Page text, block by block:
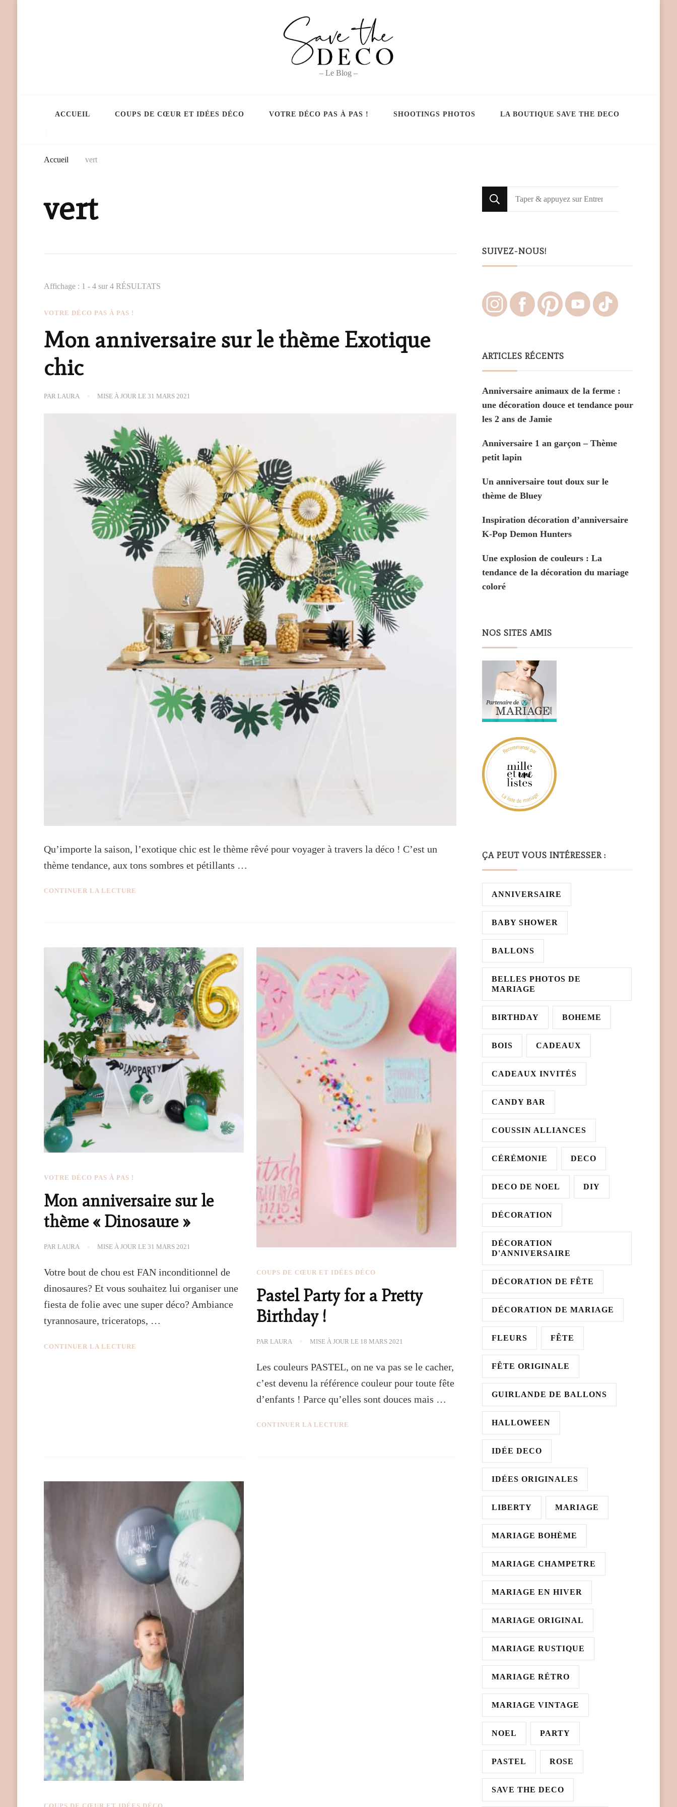
– Le Blog –
ACCUEIL COUPS DE CŒUR ET IDÉES DÉCO VOTRE DÉCO PAS À PAS ! SHOOTINGS PHOTOS LA BOUTIQUE SAVE THE DECO
Accueil vert
vert
Affichage : 1 - 4 sur 4 RÉSULTATS
VOTRE DÉCO PAS À PAS !
Mon anniversaire sur le thème Exotique
chic
PARLAURA MISE À JOUR LE31 MARS 2021
Qu’importe la saison, l’exotique chic est le thème rêvé pour voyager à travers la déco ! C’est un
thème tendance, aux tons sombres et pétillants …
CONTINUER LA LECTURE
VOTRE DÉCO PAS À PAS !
Mon anniversaire sur le
thème « Dinosaure »
PARLAURA MISE À JOUR LE31 MARS 2021
Votre bout de chou est FAN inconditionnel de
dinosaures? Et vous souhaitez lui organiser une
fiesta de folie avec une super déco? Ambiance
tyrannosaure, triceratops, …
CONTINUER LA LECTURE
COUPS DE CŒUR ET IDÉES DÉCO
Pastel Party for a Pretty
Birthday !
PARLAURA MISE À JOUR LE 18 MARS 2021
Les couleurs PASTEL, on ne va pas se le cacher,
c’est devenu la référence couleur pour toute fête
d’enfants ! Parce qu’elles sont douces mais …
CONTINUER LA LECTURE
Looking
for
SUIVEZ-NOUS!
ARTICLES RÉCENTS
Anniversaire animaux de la ferme :
une décoration douce et tendance pour
les 2 ans de Jamie
Anniversaire 1 an garçon – Thème
petit lapin
Un anniversaire tout doux sur le
thème de Bluey
Inspiration décoration d’anniversaire
K-Pop Demon Hunters
Une explosion de couleurs : La
tendance de la décoration du mariage
coloré
NOS SITES AMIS
ÇA PEUT VOUS INTÉRESSER :
ANNIVERSAIRE
BABY SHOWER
BALLONS
BELLES PHOTOS DE
MARIAGE
BIRTHDAY BOHEME
BOIS CADEAUX
CADEAUX INVITÉS
CANDY BAR
COUSSIN ALLIANCES
CÉRÉMONIE DECO
DECO DE NOEL DIY
DÉCORATION
DÉCORATION
D'ANNIVERSAIRE
DÉCORATION DE FÊTE
DÉCORATION DE MARIAGE
FLEURS FÊTE
FÊTE ORIGINALE
GUIRLANDE DE BALLONS
HALLOWEEN
IDÉE DECO
IDÉES ORIGINALES
LIBERTY MARIAGE
MARIAGE BOHÈME
MARIAGE CHAMPETRE
MARIAGE EN HIVER
MARIAGE ORIGINAL
MARIAGE RUSTIQUE
MARIAGE RÉTRO
MARIAGE VINTAGE
NOEL PARTY
PASTEL ROSE
SAVE THE DECO